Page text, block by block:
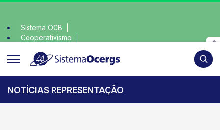
Sistema OCB
Cooperativismo
NOTÍCIAS REPRESENTAÇÃO